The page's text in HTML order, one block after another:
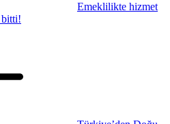
Emeklilikte hizmet
bitti!